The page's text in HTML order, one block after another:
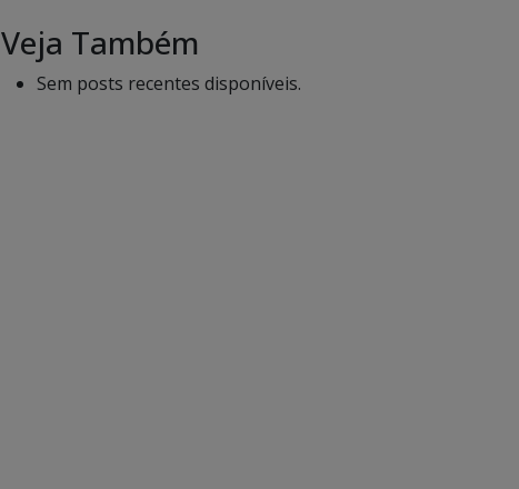
Veja Também
Sem posts recentes disponíveis.